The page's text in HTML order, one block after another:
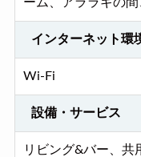
インターネット環
Wi-Fi
設備・サービス
リビング&バー、共